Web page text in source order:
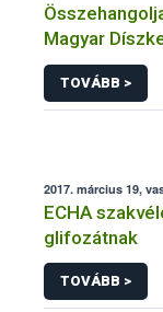
Magyar
TOVÁBB >
2017. március 19,
ECHA
glifozátnak
TOVÁBB >